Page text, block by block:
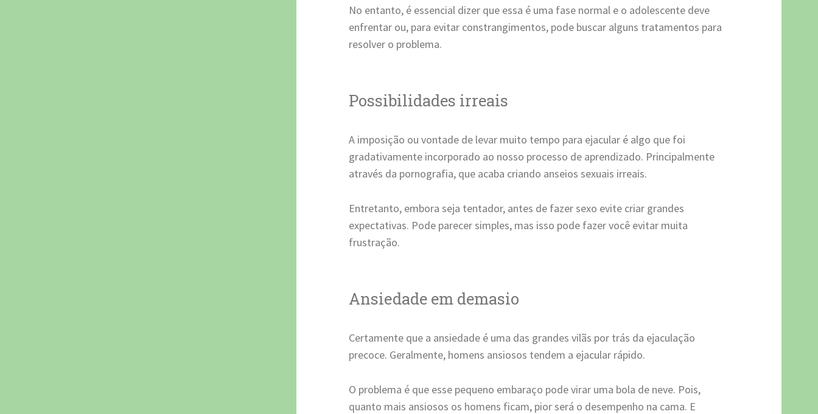
No entanto, é essencial dizer que essa é uma fase normal e o adolescente deve
enfrentar ou, para evitar constrangimentos, pode buscar alguns tratamentos para
resolver o problema.
Possibilidades irreais
A imposição ou vontade de levar muito tempo para ejacular é algo que foi
gradativamente incorporado ao nosso processo de aprendizado. Principalmente
através da pornografia, que acaba criando anseios sexuais irreais.
Entretanto, embora seja tentador, antes de fazer sexo evite criar grandes
expectativas. Pode parecer simples, mas isso pode fazer você evitar muita
frustração.
Ansiedade em demasio
Certamente que a ansiedade é uma das grandes vilãs por trás da ejaculação
precoce. Geralmente, homens ansiosos tendem a ejacular rápido.
O problema é que esse pequeno embaraço pode virar uma bola de neve. Pois,
quanto mais ansiosos os homens ficam, pior será o desempenho na cama. E